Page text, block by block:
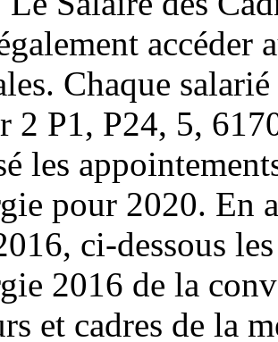
accéder
Chaque
2 P1, P24, 5,
les
pour 2020. En
ci-dessous
2016 de la
et cadres de la